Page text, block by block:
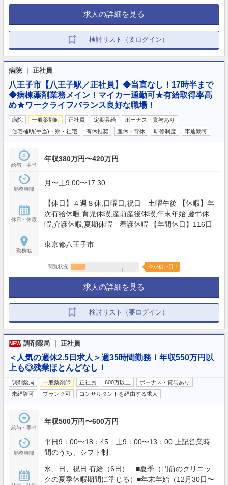
求人の詳細を見る
検討リスト（要ログイン）
病院 ｜ 正社員
八王子市【八王子駅／正社員】◆当直なし！17時半まで
◆病棟薬剤業務メイン！マイカー通勤可★有給取得率高
め★ワークライフバランス良好な職場！
病院 一般薬剤師 正社員 定期昇給
ボーナス・賞与あり
住宅補助(手当)・寮・社宅
有休推奨 産休・育休 研修制度 車通勤可
給与・手当
年収380万円〜420万円
勤務時間
月〜土9:00〜17:30
休日・休暇
【休日】４週８休,日曜日,祝日 土曜午後 【休暇】年
次有給休暇,育児休暇,産前産後休暇,年末年始,慶弔休
暇,介護休暇,夏期休暇 看護休暇 【年間休日】116日
勤務地
東京都八王子市
閲覧状況 今が狙い目！
求人の詳細を見る
検討リスト（要ログイン）
NEW 調剤薬局 ｜ 正社員
＜人気の週休2.5日求人＞週35時間勤務！年収550万円以
上も◎残業ほとんどなし！
調剤薬局 一般薬剤師 正社員 600万以上
ボーナス・賞与あり
未経験可
ブランク可 コンサルタントを経由する求人
給与・手当
年収500万円〜600万円
勤務時間
平日9：00〜18：45 土9：00〜13：00 上記営業時
間のうち、シフト制
水、日、祝日 有給（6日） ■夏季（門前のクリニッ
クの夏季休暇期間に準じる）■年末年始（12月30日〜